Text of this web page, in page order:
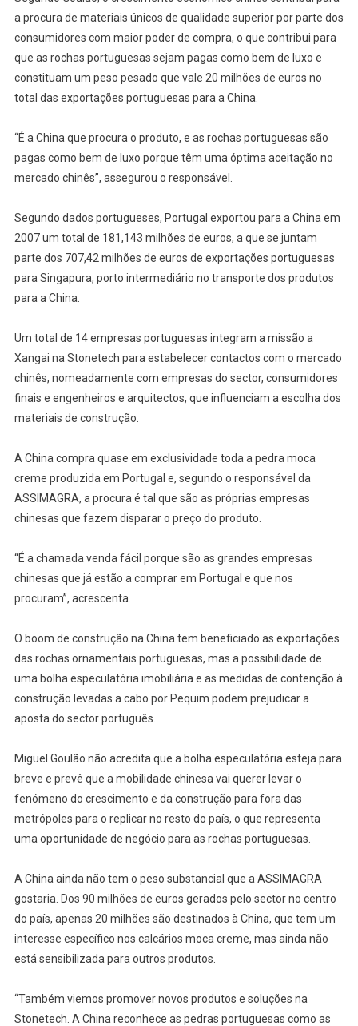
a procura de materiais únicos de qualidade superior por parte dos
consumidores com maior poder de compra, o que contribui para
que as rochas portuguesas sejam pagas como bem de luxo e
constituam um peso pesado que vale 20 milhões de euros no
total das exportações portuguesas para a China.
“É a China que procura o produto, e as rochas portuguesas são
pagas como bem de luxo porque têm uma óptima aceitação no
mercado chinês”, assegurou o responsável.
Segundo dados portugueses, Portugal exportou para a China em
2007 um total de 181,143 milhões de euros, a que se juntam
parte dos 707,42 milhões de euros de exportações portuguesas
para Singapura, porto intermediário no transporte dos produtos
para a China.
Um total de 14 empresas portuguesas integram a missão a
Xangai na Stonetech para estabelecer contactos com o mercado
chinês, nomeadamente com empresas do sector, consumidores
finais e engenheiros e arquitectos, que influenciam a escolha dos
materiais de construção.
A China compra quase em exclusividade toda a pedra moca
creme produzida em Portugal e, segundo o responsável da
ASSIMAGRA, a procura é tal que são as próprias empresas
chinesas que fazem disparar o preço do produto.
“É a chamada venda fácil porque são as grandes empresas
chinesas que já estão a comprar em Portugal e que nos
procuram”, acrescenta.
O boom de construção na China tem beneficiado as exportações
das rochas ornamentais portuguesas, mas a possibilidade de
uma bolha especulatória imobiliária e as medidas de contenção à
construção levadas a cabo por Pequim podem prejudicar a
aposta do sector português.
Miguel Goulão não acredita que a bolha especulatória esteja para
breve e prevê que a mobilidade chinesa vai querer levar o
fenómeno do crescimento e da construção para fora das
metrópoles para o replicar no resto do país, o que representa
uma oportunidade de negócio para as rochas portuguesas.
A China ainda não tem o peso substancial que a ASSIMAGRA
gostaria. Dos 90 milhões de euros gerados pelo sector no centro
do país, apenas 20 milhões são destinados à China, que tem um
interesse específico nos calcários moca creme, mas ainda não
está sensibilizada para outros produtos.
“Também viemos promover novos produtos e soluções na
Stonetech. A China reconhece as pedras portuguesas como as